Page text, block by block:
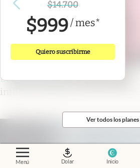
Menú Dolar Inicio
$14.700
$999/mes*
Quiero suscribirme
Ver todos los planes
Economía al día.El mercado ya
influye la política en las